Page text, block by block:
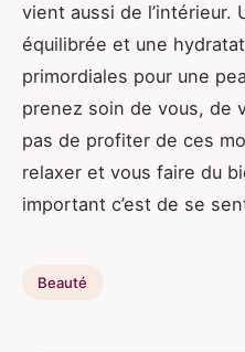
vient aussi de l’intérieur.
équilibrée et une
primordiales pour une
prenez soin de vous, de
pas de profiter de ces
relaxer et vous faire du
important c’est de se
Beauté